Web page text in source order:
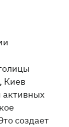
Киев
активных
создает